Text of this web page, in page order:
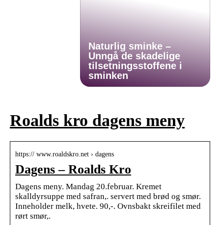
Naturlig sminke –
Unngå de skadelige
tilsetningsstoffene i
sminken
Roalds kro dagens meny
https:// www.roaldskro.net › dagens
Dagens – Roalds Kro
Dagens meny. Mandag 20.februar. Kremet
skalldyrsuppe med safran,. servert med brød og smør.
Inneholder melk, hvete. 90,-. Ovnsbakt skreifilet med
rørt smør,.